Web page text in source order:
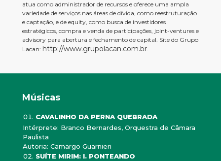
atua como administrador de recursos e oferece uma ampla
variedade de serviços nas áreas de dívida, como reestruturação
e captação, e de equity, como busca de investidores
estratégicos, compra e venda de participações, joint-ventures e
advisory para abertura e fechamento de capital. Site do Grupo
Lacan: http://www.grupolacan.com.br.
Músicas
CAVALINHO DA PERNA QUEBRADA
Intérprete: Branco Bernardes, Orquestra de Câmara
Paulista
Autoria: Camargo Guarnieri
SUÍTE MIRIM: I. PONTEANDO